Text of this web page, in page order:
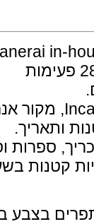
ספרות
בצבע בז